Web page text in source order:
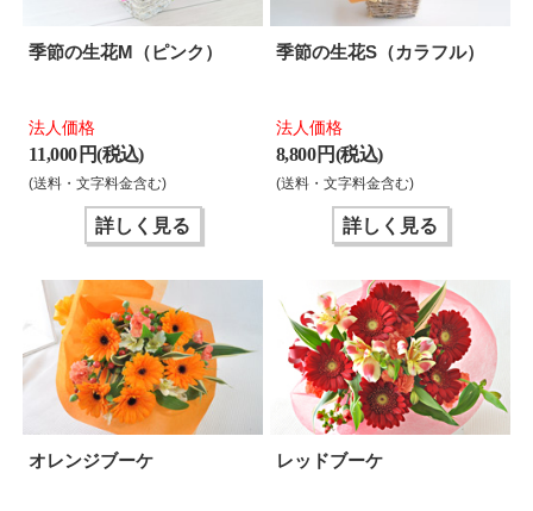
季節の生花M（ピンク）
法人価格
11,000 円(税込)
(送料・文字料金含む)
詳しく見る
季節の生花S（カラフル）
法人価格
8,800 円(税込)
(送料・文字料金含む)
詳しく見る
オレンジブーケ レッドブーケ